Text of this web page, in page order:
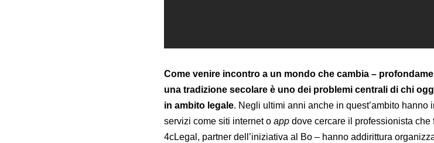
Come venire incontro a un mondo che cambia –
una tradizione secolare è uno dei problemi centrali di chi
in ambito legale. Negli ultimi anni anche in quest’ambito hanno
servizi come siti internet o app dove cercare il professionista
4cLegal, partner dell’iniziativa al Bo – hanno addirittura